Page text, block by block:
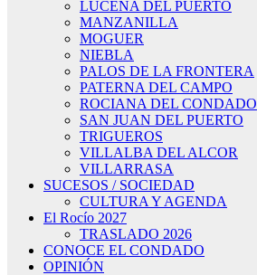
LUCENA DEL PUERTO
MANZANILLA
MOGUER
NIEBLA
PALOS DE LA FRONTERA
PATERNA DEL CAMPO
ROCIANA DEL CONDADO
SAN JUAN DEL PUERTO
TRIGUEROS
VILLALBA DEL ALCOR
VILLARRASA
SUCESOS / SOCIEDAD
CULTURA Y AGENDA
El Rocío 2027
TRASLADO 2026
CONOCE EL CONDADO
OPINIÓN